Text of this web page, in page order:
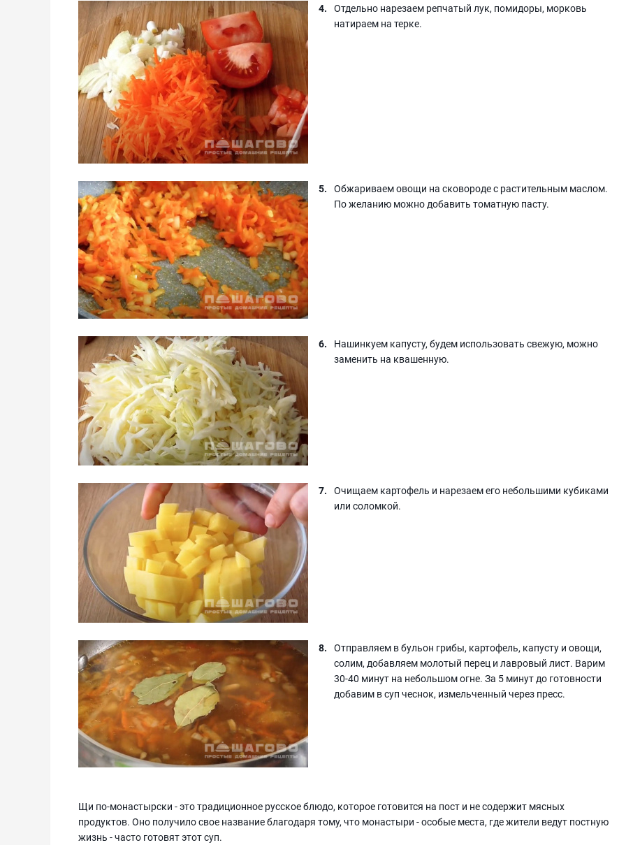
Отдельно нарезаем репчатый лук, помидоры, морковь
натираем на терке.
Обжариваем овощи на сковороде с растительным маслом.
По желанию можно добавить томатную пасту.
Нашинкуем капусту, будем использовать свежую, можно
заменить на квашенную.
Очищаем картофель и нарезаем его небольшими кубиками
или соломкой.
Отправляем в бульон грибы, картофель, капусту и овощи,
солим, добавляем молотый перец и лавровый лист. Варим
30-40 минут на небольшом огне. За 5 минут до готовности
добавим в суп чеснок, измельченный через пресс.
Щи по-монастырски - это традиционное русское блюдо, которое готовится на пост и не содержит мясных
продуктов. Оно получило свое название благодаря тому, что монастыри - особые места, где жители ведут постную
жизнь - часто готовят этот суп.